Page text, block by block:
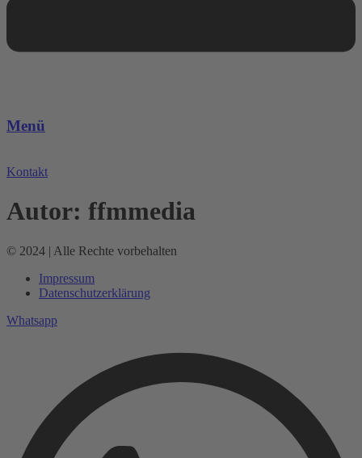
Menü
Kontakt
Autor: ffmmedia
© 2024 | Alle Rechte vorbehalten
Impressum
Datenschutzerklärung
Whatsapp